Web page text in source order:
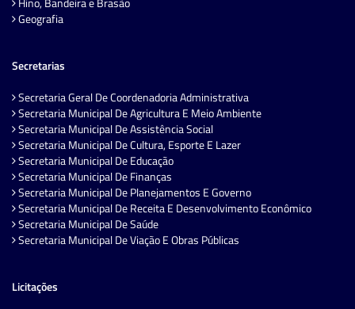
Geografia
Secretarias
Secretaria Geral De Coordenadoria Administrativa
Secretaria Municipal De Agricultura E Meio Ambiente
Secretaria Municipal De Assistência Social
Secretaria Municipal De Cultura, Esporte E Lazer
Secretaria Municipal De Educação
Secretaria Municipal De Finanças
Secretaria Municipal De Planejamentos E Governo
Secretaria Municipal De Receita E Desenvolvimento Econômico
Secretaria Municipal De Saúde
Secretaria Municipal De Viação E Obras Públicas
Licitações